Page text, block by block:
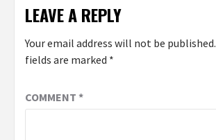
LEAVE A REPLY
Your email address will not be published.
fields are marked *
COMMENT *